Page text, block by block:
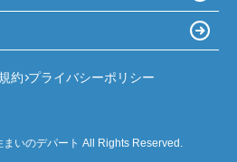
約 プライバシーポリシー
いのデパート All Rights Reserved.